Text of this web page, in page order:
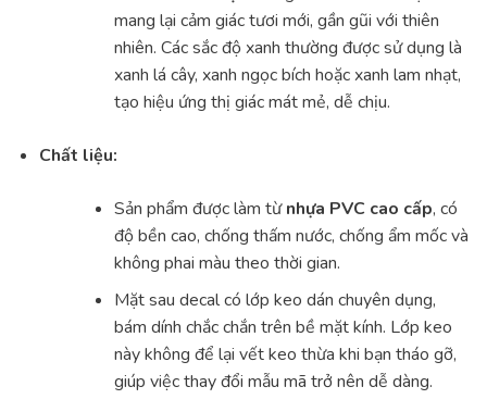
mang lại cảm giác tươi mới, gần gũi với thiên
nhiên. Các sắc độ xanh thường được sử dụng là
xanh lá cây, xanh ngọc bích hoặc xanh lam nhạt,
tạo hiệu ứng thị giác mát mẻ, dễ chịu.
Chất liệu:
Sản phẩm được làm từnhựa PVC cao cấp, có
độ bền cao, chống thấm nước, chống ẩm mốc và
không phai màu theo thời gian.
Mặt sau decal có lớp keo dán chuyên dụng,
bám dính chắc chắn trên bề mặt kính. Lớp keo
này không để lại vết keo thừa khi bạn tháo gỡ,
giúp việc thay đổi mẫu mã trở nên dễ dàng.